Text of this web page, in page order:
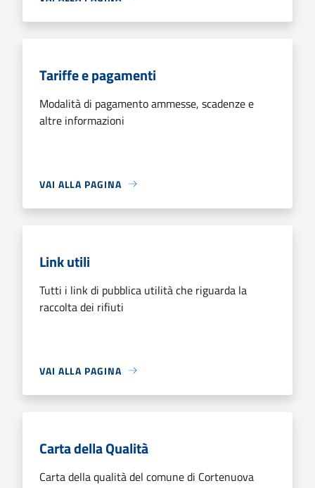
Tariffe e pagamenti
Modalità di pagamento ammesse, scadenze e
altre informazioni
VAI ALLA PAGINA
Link utili
Tutti i link di pubblica utilità che riguarda la
raccolta dei rifiuti
VAI ALLA PAGINA
Carta della Qualità
Carta della qualità del comune di Cortenuova